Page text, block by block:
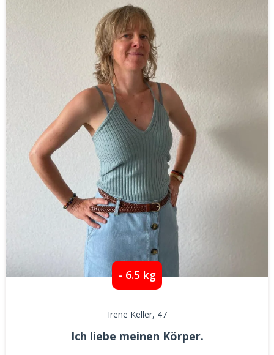
- 6.5 kg
Irene Keller, 47
Ich liebe meinen Körper.